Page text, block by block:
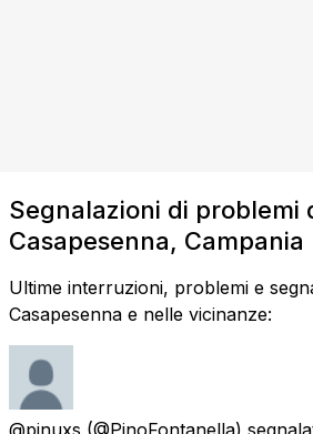
Segnalazioni di problemi
Casapesenna, Campania
Ultime interruzioni, problemi e
Casapesenna e nelle vicinanze:
@pinuxs (@PinoFontanella)